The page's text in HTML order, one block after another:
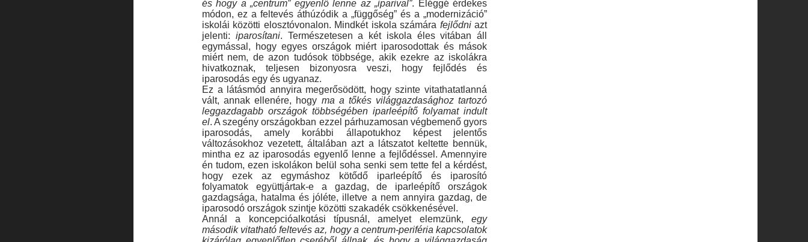
és hogy a „centrum” egyenlő lenne az „iparival”. Eléggé érdekes
módon, ez a feltevés áthúzódik a „függőség” és a „modernizáció”
iskolái közötti elosztóvonalon. Mindkét iskola számára fejlődniazt
jelenti: iparosítani. Természetesen a két is­kola éles vitában áll
egymással, hogy egyes országok miért ipa­rosodottak és mások
miért nem, de azon tudósok többsége, akik ezekre az iskolákra
hivatkoznak, teljesen bizonyosra veszi, hogy fejlődés és
iparosodás egy és ugyanaz.
Ez a látásmód annyira megerősödött, hogy szinte vitathatat­lanná
vált, annak ellenére, hogy ma a tőkés világgazdasághoz tartozó
leggazdagabb országok többségében iparleépítő folya­mat indult
el. A szegény országokban ezzel párhuzamosan vég­bemenő gyors
iparosodás, amely korábbi állapotukhoz képest jelentős
változásokhoz vezetett, általában azt a látszatot keltette bennük,
mintha ez az iparosodás egyenlő lenne a fejlődéssel. Amennyire
én tudom, ezen iskolákon belül soha senki sem tette fel a kérdést,
hogy ezek az egymáshoz kötődő iparleépítő és iparosító
folyamatok együttjártak-e a gazdag, de iparleépítő or­szágok
gazdagsága, hatalma és jóléte, illetve a nem annyira gazdag, de
iparosodó országok szintje közötti szakadék csökke­nésével.
Annál a koncepcióalkotási típusnál, amelyet elemzünk, egy
második vitatható feltevés az, hogy a centrum-periféria kapcso­latok